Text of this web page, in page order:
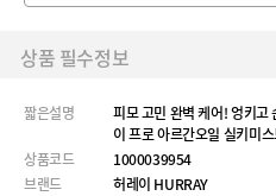
상품 필수정보
짧은설명
피모 고민 완벽 케어! 엉키고
이 프로 아르간오일 실키미
상품코드
1000039954
브랜드
허레이 HURRAY